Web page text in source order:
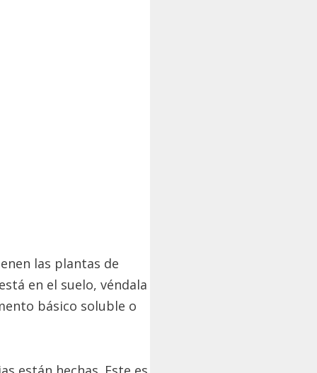
las plantas de
en el suelo, véndala
básico soluble o